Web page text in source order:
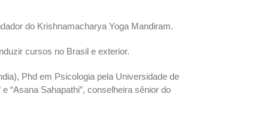
do Krishnamacharya Yoga Mandiram.
cursos no Brasil e exterior.
Phd em Psicologia pela Universidade de
“Asana Sahapathi”, conselheira sênior do